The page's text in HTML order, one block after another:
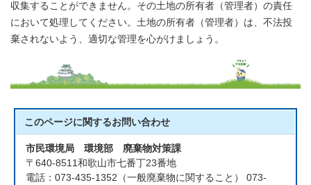
収集することができません。その土地の所有者（管理者）の責任
において処理してください。土地の所有者（管理者）は、不法投
棄されないよう、適切な管理を心がけましょう。
このページに関するお問い合わせ
市民環境局 環境部 廃棄物対策課
〒640-8511和歌山市七番丁23番地
電話：073-435-1352（一般廃棄物に関すること） 073-